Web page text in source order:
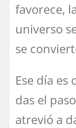
favorece,
universo
se
Ese día es
das el
atrevió a